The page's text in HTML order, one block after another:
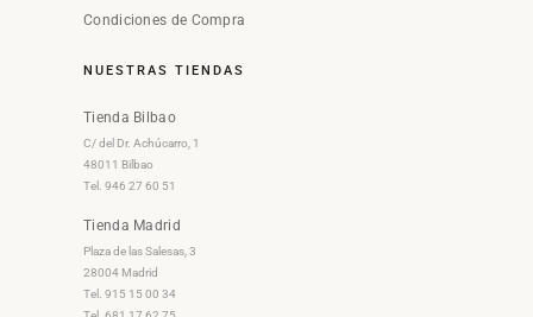
Condiciones de Compra
NUESTRAS TIENDAS
Tienda Bilbao
C/ del Dr. Achúcarro, 1
48011 Bilbao
Tel. 946 27 60 51
Tienda Madrid
Plaza de las Salesas, 3
28004 Madrid
Tel. 915 15 00 34